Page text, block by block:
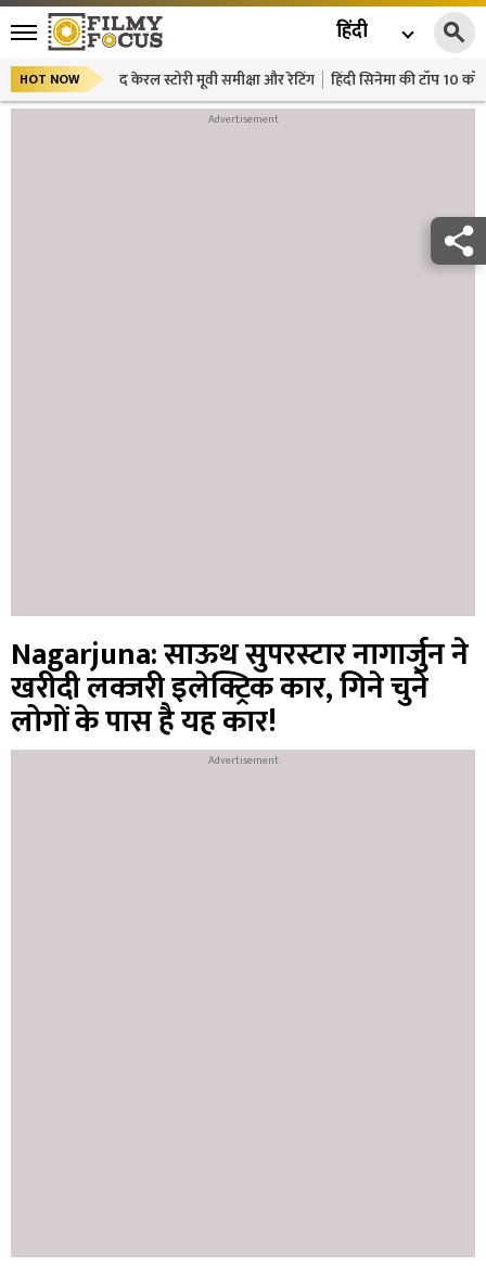
हिंदी
HOT NOW द केरल स्टोरी मूवी समीक्षा और रेटिंग हिंदी सिनेमा की टॉप 10
Nagarjuna: साऊथ सुपरस्टार नागार्जुन ने
खरीदी लक्जरी इलेक्ट्रिक कार, गिने चुने
लोगों के पास है यह कार!